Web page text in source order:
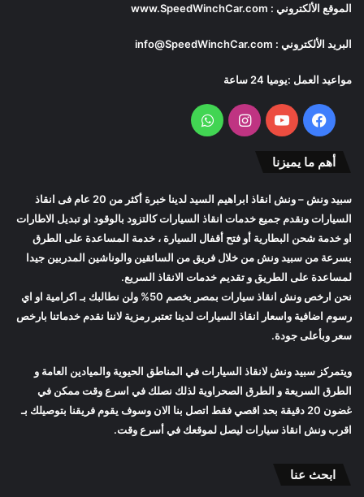
الموقع الألكتروني : www.SpeedWinchCar.com
البريد الألكتروني : info@SpeedWinchCar.com
مواعيد العمل :يوميا 24 ساعة
فيسبوكيوتيوب انستقرامواتساب
أهم ما يميزنا
سبيد ونش
– ونش انقاذ ابراهيم السيد لدينا خبرة أكثر من 20 عام فى انقاذ
السيارات ونقدم جميع خدمات انقاذ السيارات كالتزود بالوقود او تبديل الاطارات
او خدمة شحن البطارية أو فتح أقفال السيارة ، خدمة المساعدة على الطرق
بسرعة من سبيد ونش من خلال فريق من السائقين والوناشين المدربين جيدا
لمساعدة على الطريق و تقديم خدمات الانقاذ السريع.
نحن ارخص ونش انقاذ سيارات
بمصر بخصم 50% ولن نطالبك بـ اكرامية او اي
رسوم اضافية واسعار انقاذ السياراتلدينا تعتبر رمزية لاننا نقدم خدماتنا بارخص
سعر وبأعلى جودة.
ويتمركز سبيد ونش لانقاذ السيارات في المناطق الحيوية والميادين العامة و
الطرق السريعة و الطرق الصحراوية لذلك نصلك في اسرع وقت ممكن في
غضون 20 دقيقة بحد اقصي فقط اتصل بنا الان وسوف يقوم فريقنا بتوصيلك بـ
اقربونش انقاذ سياراتليصل لموقعك في أسرع وقت.
ابحث عنا